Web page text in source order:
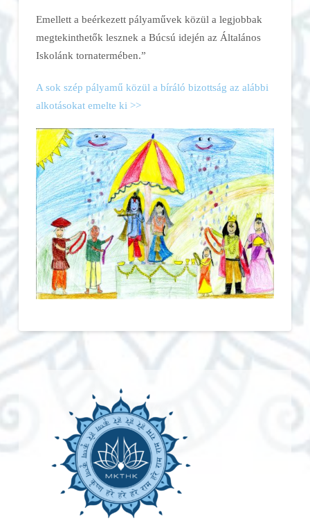
Emellett a beérkezett pályaművek közül a legjobbak
megtekinthetők lesznek a Búcsú idején az Általános
Iskolánk tornatermében.”
A sok szép pályamű közül a bíráló bizottság az alábbi
alkotásokat emelte ki >>